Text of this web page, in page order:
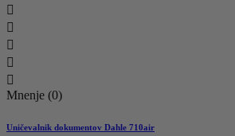





Mnenje (0)
Uničevalnik dokumentov Dahle 710air